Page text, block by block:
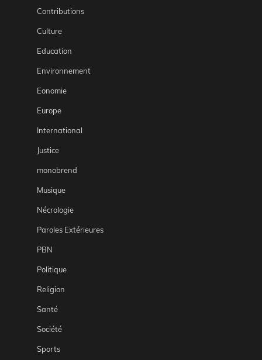
Contributions
Culture
Education
Environnement
Eonomie
Europe
International
Justice
monobrend
Musique
Nécrologie
Paroles Extérieures
PBN
Politique
Religion
Santé
Société
Sports